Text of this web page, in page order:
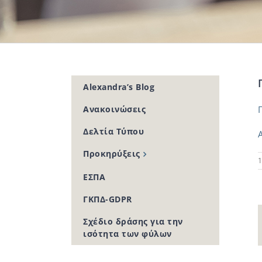
Alexandra’s Blog
Ανακοινώσεις
Δελτία Τύπου
Προκηρύξεις
ΕΣΠΑ
ΓΚΠΔ-GDPR
Σχέδιο δράσης για την
ισότητα των φύλων